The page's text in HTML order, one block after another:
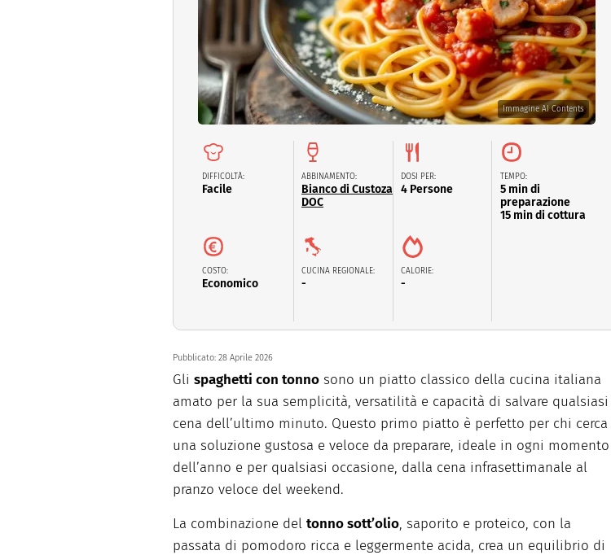
Dolci Pasqua
San Valentino
Immagine AI Contents
DIFFICOLTÀ:
Facile
ABBINAMENTO:
Bianco di Custoza
DOC
COSTO:
Economico
CUCINA REGIONALE:
-
DOSI PER:
4 Persone
CALORIE:
-
TEMPO:
5 min di
preparazione
15 min di cottura
Pubblicato: 28 Aprile 2026
Gli spaghetti con tonno sono un piatto classico della cucina italiana
amato per la sua semplicità, versatilità e capacità di salvare qualsiasi
cena dell’ultimo minuto. Questo primo piatto è perfetto per chi cerca
una soluzione gustosa e veloce da preparare, ideale in ogni momento
dell’anno e per qualsiasi occasione, dalla cena infrasettimanale al
pranzo veloce del weekend.
La combinazione del tonno sott’olio, saporito e proteico, con la
passata di pomodoro ricca e leggermente acida, crea un equilibrio di